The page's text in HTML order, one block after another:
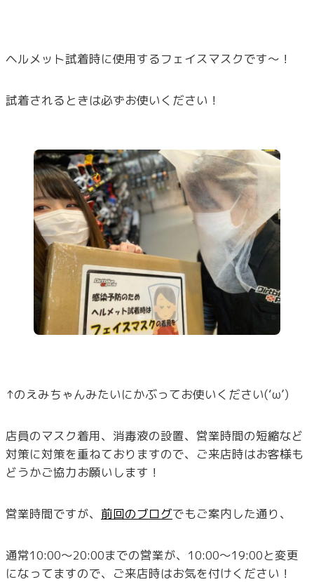
ヘルメット試着時に使用するフェイスマスクです～！
試着されるときは必ずお使いください！
↑のえみちゃんみたいにかぶってお使いください(‘ω’)
店員のマスク着用、消毒液の設置、営業時間の短縮など
対策に対策を重ねておりますので、ご来店時はお客様も
どうかご協力お願いします！
営業時間ですが、 前回のブログでもご案内した通り、
通常10:00～20:00までの営業が、10:00～19:00と変更
になってますので、ご来店時はお気を付けください！